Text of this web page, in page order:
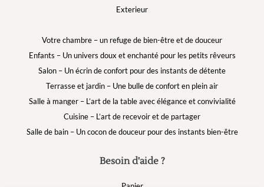
Besoin d'aide ?
Exterieur
Votre chambre – un refuge de bien-être et de douceur
Enfants – Un univers doux et enchanté pour les petits rêveurs
Salon – Un écrin de confort pour des instants de détente
Terrasse et jardin – Une bulle de confort en plein air
Salle à manger – L’art de la table avec élégance et convivialité
Cuisine – L’art de recevoir et de partager
Salle de bain – Un cocon de douceur pour des instants bien-être